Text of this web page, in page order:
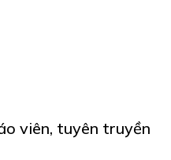
viên, tuyên truyền